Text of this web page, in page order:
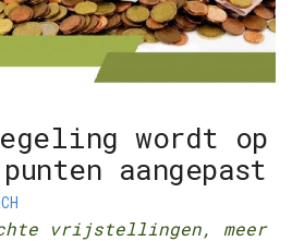
wordt op
aangepast
vrijstellingen, meer